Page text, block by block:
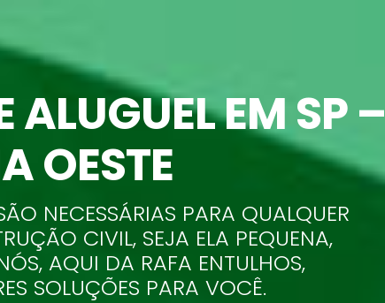
EM SP –
OESTE
NECESSÁRIAS PARA QUALQUER
CIVIL, SEJA ELA PEQUENA,
AQUI DA RAFA ENTULHOS,
SOLUÇÕES PARA VOCÊ.